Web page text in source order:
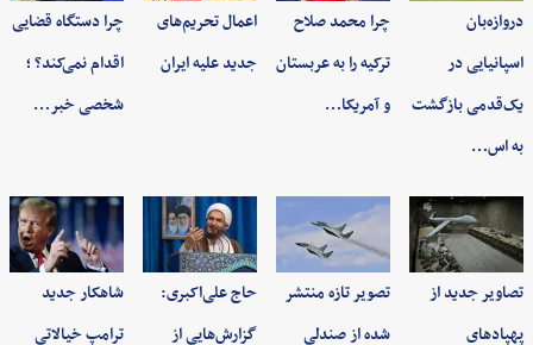
دروازه‌بان
اسپانیایی در
یک‌قدمی بازگشت
به اس…
چرا محمد صلاح
ترکیه را به عربستان
و آمریکا…
اعمال تحریم‌های
جدید علیه ایران
چرا دستگاه قضایی
اقدام نمی‌کند؟ ؛
شخصی خبر…
تصاویر جدید از
پهپادهای
تصویر تازه منتشر
شده از صندلی
حاج علی‌اکبری:
گزارش‌هایی از
شاهکار جدید
ترامپ خیالاتی